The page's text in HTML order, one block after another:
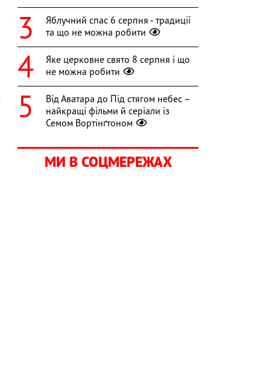
Яблучний спас 6 серпня - традиції
та що не можна робити
Яке церковне свято 8 серпня і що
не можна робити
Від Аватара до Під стягом небес –
найкращі фільми й серіали із
Семом Вортінґтоном
МИ В СОЦМЕРЕЖАХ